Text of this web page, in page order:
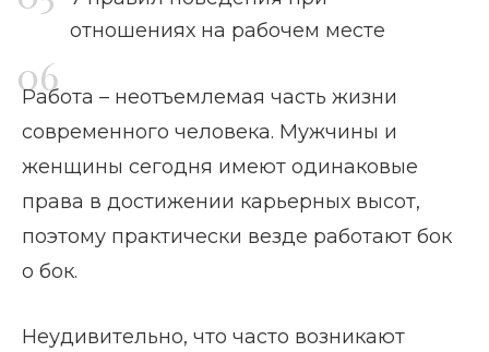
отношениях на рабочем месте
Работа – неотъемлемая часть жизни
современного человека. Мужчины и
женщины сегодня имеют одинаковые
права в достижении карьерных высот,
поэтому практически везде работают бок
о бок.
Неудивительно, что часто возникают